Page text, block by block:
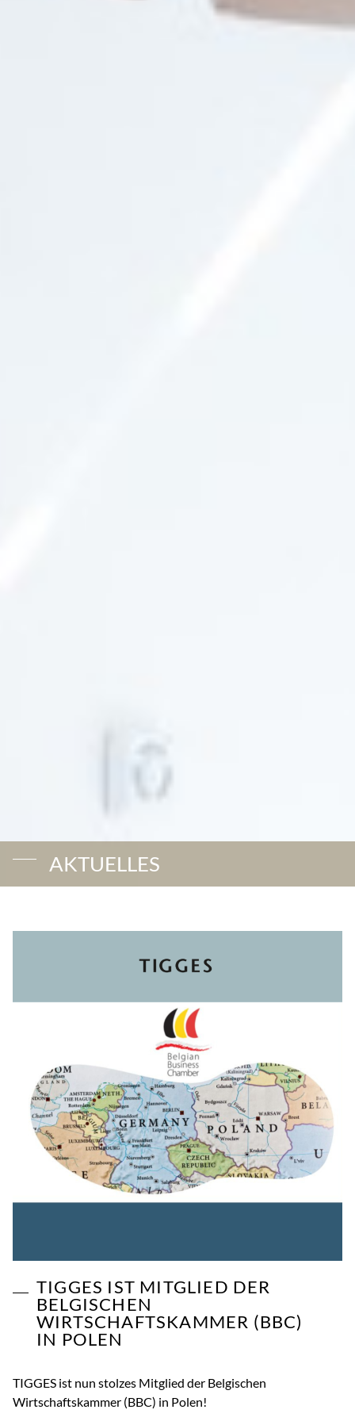
AKTUELLES
TIGGES IST MITGLIED DER
BELGISCHEN
WIRTSCHAFTSKAMMER (BBC)
IN POLEN
TIGGES ist nun stolzes Mitglied der Belgischen
Wirtschaftskammer (BBC) in Polen!